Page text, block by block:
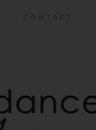
CONTACT